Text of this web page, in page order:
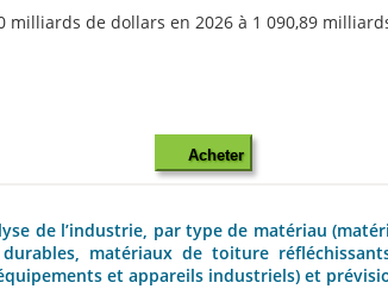
de dollars en 2026 à 1 090,89
Acheter
de l’industrie, par type de matériau
matériaux de toiture
et appareils industriels) et